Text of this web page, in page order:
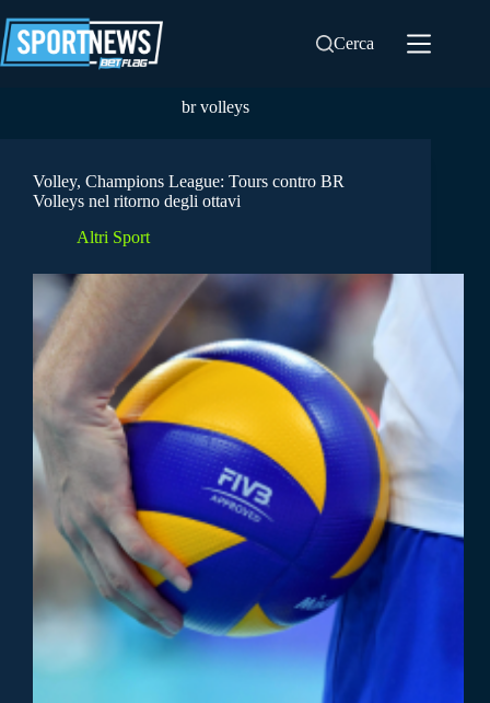
al
contenuto
Cerca
br volleys
Volley, Champions League: Tours contro BR
Volleys nel ritorno degli ottavi
Altri Sport